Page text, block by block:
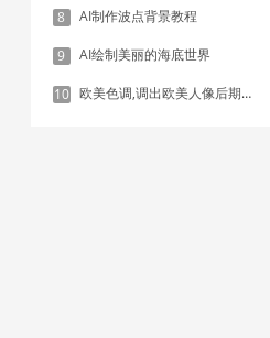
8 AI制作波点背景教程
9 AI绘制美丽的海底世界
10 欧美色调,调出欧美人像后期色调实例